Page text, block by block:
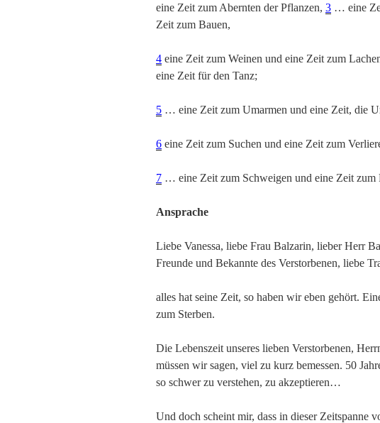
eine Zeit zum Abernten der Pflanzen, 3 … eine
Zeit zum Bauen,
4 eine Zeit zum Weinen und eine Zeit zum
eine Zeit für den Tanz;
5 … eine Zeit zum Umarmen und eine Zeit, die
6 eine Zeit zum Suchen und eine Zeit zum
7 … eine Zeit zum Schweigen und eine Zeit zum
Ansprache
Liebe Vanessa, liebe Frau Balzarin, lieber Herr
Freunde und Bekannte des Verstorbenen, liebe
alles hat seine Zeit, so haben wir eben gehört.
zum Sterben.
Die Lebenszeit unseres lieben Verstorbenen,
müssen wir sagen, viel zu kurz bemessen. 50
so schwer zu verstehen, zu akzeptieren…
Und doch scheint mir, dass in dieser Zeitspanne